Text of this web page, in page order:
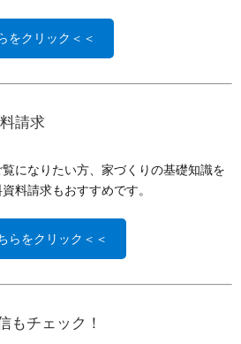
をクリック＜＜
請求
になりたい方、家づくりの基礎知識を
料請求もおすすめです。
らをクリック＜＜
もチェック！